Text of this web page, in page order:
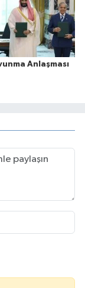
Anlaşması